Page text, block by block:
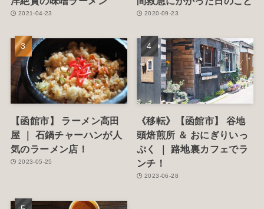
2021-04-23 2020-09-23
【函館市】 ラーメン高田
屋 ｜ 石鍋チャーハンが人
気のラーメン店！
2023-05-25
《移転》【函館市】 谷地
頭焙煎所 ＆ おにぎりいっ
ぷく ｜ 路地裏カフェでラ
ンチ！
2023-06-28